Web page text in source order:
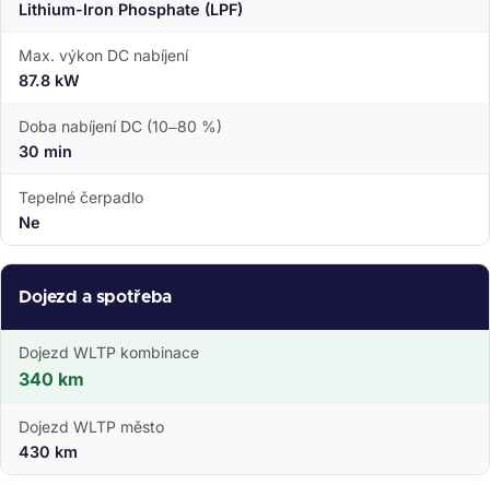
Lithium-Iron Phosphate (LPF)
Max. výkon DC nabíjení
87.8 kW
Doba nabíjení DC (10–80 %)
30 min
Tepelné čerpadlo
Ne
Dojezd a spotřeba
Dojezd WLTP kombinace
340 km
Dojezd WLTP město
430 km